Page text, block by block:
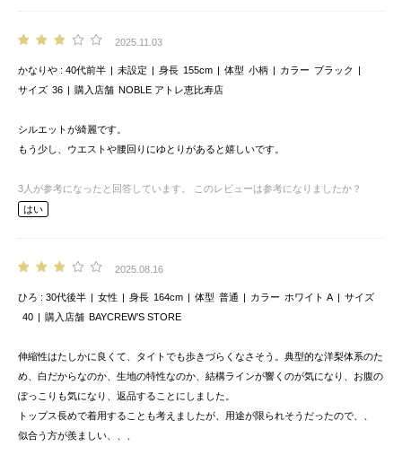
2025.11.03
かなりや 40代前半 未設定 身長 155cm 体型 小柄 カラー ブラック
サイズ 36 購入店舗 NOBLE アトレ恵比寿店
シルエットが綺麗です。
もう少し、ウエストや腰回りにゆとりがあると嬉しいです。
3 人が参考になったと回答しています。
このレビューは参考になりましたか？
はい
2025.08.16
ひろ 30代後半 女性 身長 164cm 体型 普通 カラー ホワイト A
サイズ
40
購入店舗 BAYCREW’S STORE
伸縮性はたしかに良くて、タイトでも歩きづらくなさそう。典型的な洋梨体系のた
め、白だからなのか、生地の特性なのか、結構ラインが響くのが気になり、お腹の
ぽっこりも気になり、返品することにしました。
トップス長めで着用することも考えましたが、用途が限られそうだったので、、
似合う方が羨ましい、、、